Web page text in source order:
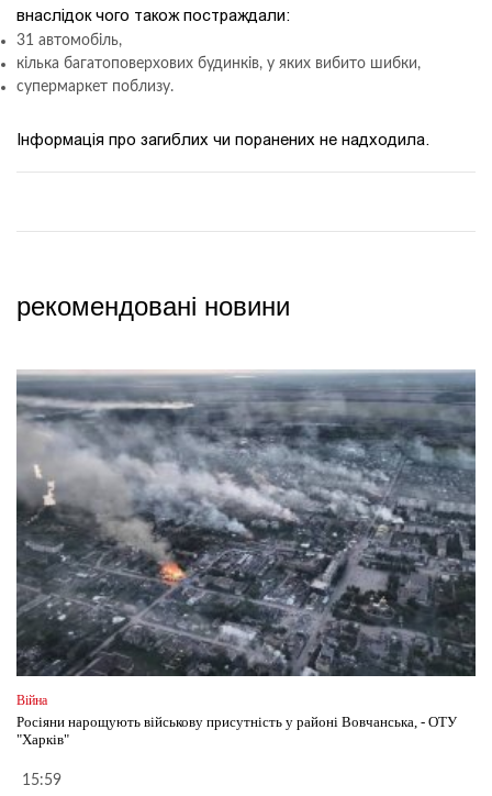
внаслідок чого також постраждали:
31 автомобіль,
кілька багатоповерхових будинків, у яких вибито шибки,
супермаркет поблизу.
Інформація про загиблих чи поранених не надходила.
рекомендовані новини
Війна
Росіяни нарощують військову присутність у районі Вовчанська, - ОТУ
"Харків"
15:59